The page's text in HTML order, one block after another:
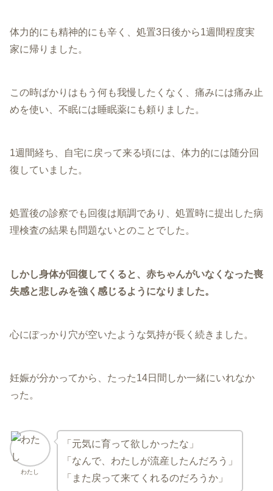
体力的にも精神的にも辛く、処置3日後から1週間程度実
家に帰りました。
この時ばかりはもう何も我慢したくなく、痛みには痛み止
めを使い、不眠には睡眠薬にも頼りました。
1週間経ち、自宅に戻って来る頃には、体力的には随分回
復していました。
処置後の診察でも回復は順調であり、処置時に提出した病
理検査の結果も問題ないとのことでした。
しかし身体が回復してくると、赤ちゃんがいなくなった喪
失感と悲しみを強く感じるようになりました。
心にぽっかり穴が空いたような気持が長く続きました。
妊娠が分かってから、たった14日間しか一緒にいれなか
った。
わたし
「元気に育って欲しかったな」
「なんで、わたしが流産したんだろう」
「また戻って来てくれるのだろうか」